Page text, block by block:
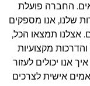
החברה פועלת
שלנו, אנו מספקים
שלכם. אצלנו תמצאו הכל,
והדרכות מקצועיות
אנו יכולים לעזור
אישית לצרכים